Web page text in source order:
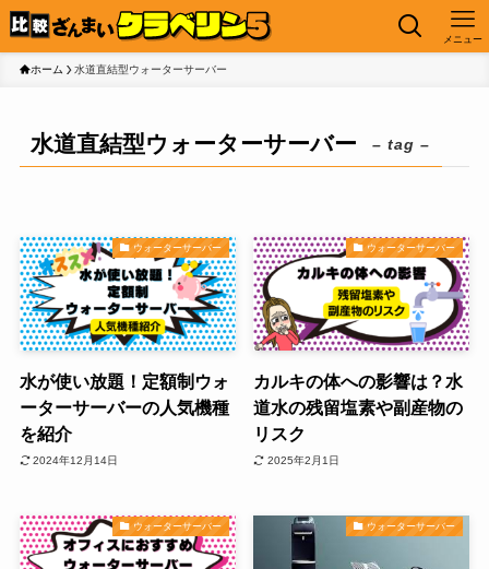
メニュー
ホーム 水道直結型ウォーターサーバー
水道直結型ウォーターサーバー – tag –
ウォーターサーバー
水が使い放題！定額制ウォ
ーターサーバーの人気機種
を紹介
2024年12月14日
ウォーターサーバー
カルキの体への影響は？水
道水の残留塩素や副産物の
リスク
2025年2月1日
ウォーターサーバー ウォーターサーバー